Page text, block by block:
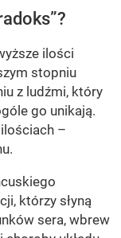
ilości
stopniu
z ludźmi, który
go unikają.
–
którzy słyną
sera, wbrew